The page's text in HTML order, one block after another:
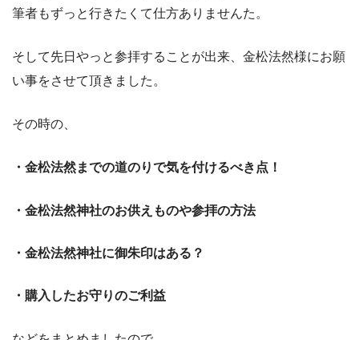
筆者もずっと行きたくて仕方ありませんた。
そして先日やっと参拝することが出来、金松法然様にお願
い事をさせて頂きました。
その時の、
・金松法然までの道のりで気を付けるべき点！
・金松法然神社のお供えものや参拝の方法
・金松法然神社に御朱印はある？
・購入したお守りのご利益